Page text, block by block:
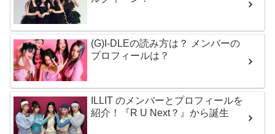
(G)I-DLEの読み方は？ メンバーの
プロフィールは？
ILLIT のメンバーとプロフィールを
紹介！『R U Next？』から誕生